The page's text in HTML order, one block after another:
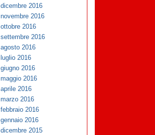
dicembre 2016
novembre 2016
ottobre 2016
settembre 2016
agosto 2016
luglio 2016
giugno 2016
maggio 2016
aprile 2016
marzo 2016
febbraio 2016
gennaio 2016
dicembre 2015